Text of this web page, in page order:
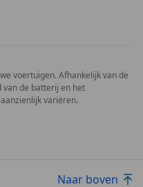
voertuigen. Afhankelijk van de
de batterij en het
variëren.
Naar boven